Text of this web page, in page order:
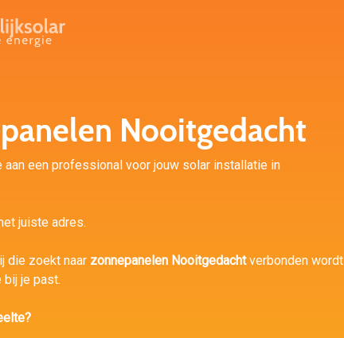
Nooitgedacht
aan een professional voor jouw solar installatie in
juiste adres.
die zoekt naar zonnepanelen Nooitgedachtverbonden wordt
bij je past.